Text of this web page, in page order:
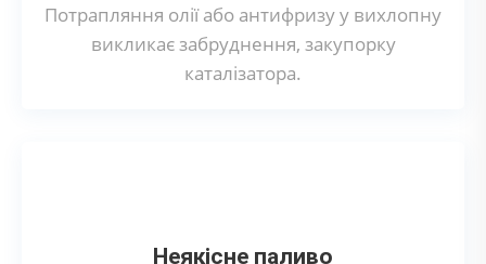
Потрапляння олії або антифризу у вихлопну
викликає забруднення, закупорку
каталізатора.
Неякісне паливо